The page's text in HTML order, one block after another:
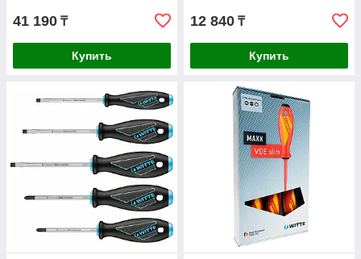
41 190 ₸
Купить
12 840 ₸
Купить